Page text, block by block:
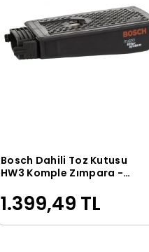
Sepete Ekle
Bosch Dahili Toz Kutusu
HW3 Komple Zımpara -
1.399,49 TL